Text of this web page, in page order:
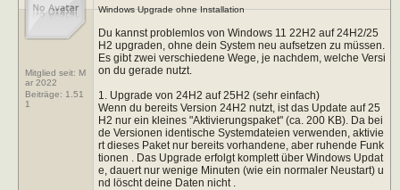
Mitglied seit: M
ar 2022
Beiträge: 1.51
1
Windows Upgrade ohne Installation
Du kannst problemlos von Windows 11 22H2 auf 24H2/25
H2 upgraden, ohne dein System neu aufsetzen zu müssen.
Es gibt zwei verschiedene Wege, je nachdem, welche Versi
on du gerade nutzt.
1. Upgrade von 24H2 auf 25H2 (sehr einfach)
Wenn du bereits Version 24H2 nutzt, ist das Update auf 25
H2 nur ein kleines "Aktivierungspaket" (ca. 200 KB). Da bei
de Versionen identische Systemdateien verwenden, aktivie
rt dieses Paket nur bereits vorhandene, aber ruhende Funk
tionen . Das Upgrade erfolgt komplett über Windows Updat
e, dauert nur wenige Minuten (wie ein normaler Neustart) u
nd löscht deine Daten nicht .